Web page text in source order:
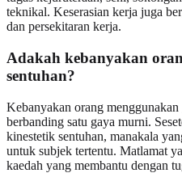
teknikal. Keserasian kerja juga
dan persekitaran kerja.
Adakah kebanyakan
sentuhan?
Kebanyakan orang
berbanding satu gaya murni.
kinestetik sentuhan, manakala
untuk subjek tertentu. Matlamat
kaedah yang membantu dengan